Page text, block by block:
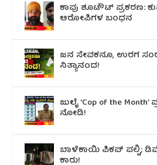
ಕಾಪು ಶೂಟೌಟ್‌ ಪ್ರಕರಣ:
ಆರೋಪಿಗಳ ಬಂಧನ
ಜನ ಸೇವಕನೂ, ಉರಗ
ನಿತ್ಯಾನಂದ!
ಜುಲೈ ‘Cop of the
ನೋಡಿ!
ಬಾಳೆಕಾಯಿ ಪಿಕಪ್ ಪಲ್ಟಿ;
ಕಾರು!